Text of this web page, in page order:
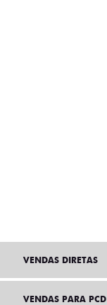
VENDAS DIRETAS
VENDAS PARA PCD